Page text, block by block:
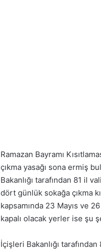
Ramazan Bayramı
çıkma yasağı sona ermiş
Bakanlığı tarafından 81 il
dört günlük sokağa çıkma
kapsamında 23 Mayıs ve
kapalı olacak yerler ise şu
İçişleri Bakanlığı